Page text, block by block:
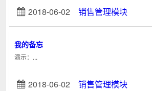
2018-06-02销售管理模块
我的备忘
演示：...
2018-06-02销售管理模块